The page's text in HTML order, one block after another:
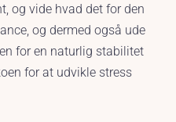
og vide hvad det for den
og dermed også ude
for en naturlig stabilitet
for at udvikle stress